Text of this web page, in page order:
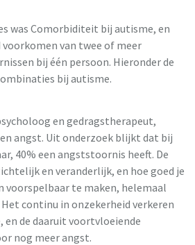
was Comorbiditeit bij autisme, en
van twee of meer
bij één persoon. Hieronder de
bij autisme.
en gedragstherapeut,
angst. Uit onderzoek blijkt dat bij
40% een angststoornis heeft. De
en veranderlijk, en hoe goed je
voorspelbaar te maken, helemaal
continu in onzekerheid verkeren
en de daaruit voortvloeiende
nog meer angst.